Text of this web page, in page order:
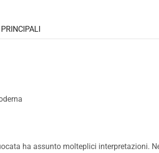
ha assunto molteplici interpretazioni.